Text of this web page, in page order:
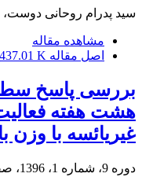
سید پدرام روحانی دوست،
مشاهده مقاله
اصل مقاله 437.01 K
هشت هفته
غیریائسه با وزن
دوره 9، شماره 1، 1396، صفحه